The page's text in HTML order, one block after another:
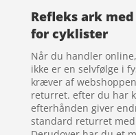
Refleks ark
for cyklister
Når du handler
ikke er en selvfølge i
kræver af
returret. efter du har
efterhånden giver
standard returret